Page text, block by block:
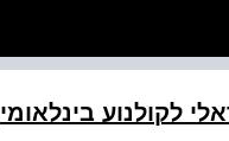
לקולנוע בינלאומי